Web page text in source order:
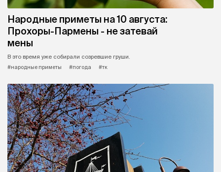
Народные приметы на 10 августа:
Прохоры-Пармены - не затевай
мены
В это время уже собирали созревшие груши.
#народные приметы
#погода #тк